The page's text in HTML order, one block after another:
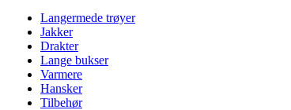
Langermede trøyer
Jakker
Drakter
Lange bukser
Varmere
Hansker
Tilbehør